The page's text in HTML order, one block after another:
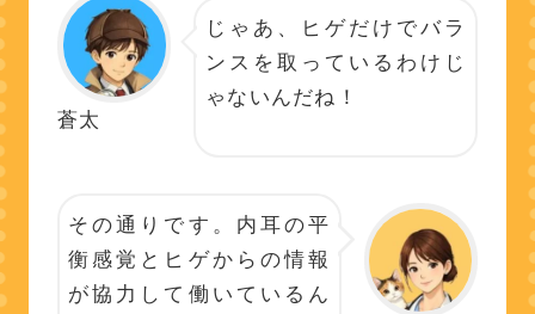
蒼太
じゃあ、ヒゲだけでバラ
ンスを取っているわけじ
ゃないんだね！
その通りです。内耳の平
衡感覚とヒゲからの情報
が協力して働いているん